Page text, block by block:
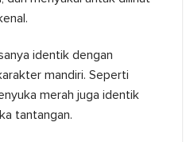
identik dengan
mandiri. Seperti
merah juga identik
tantangan.